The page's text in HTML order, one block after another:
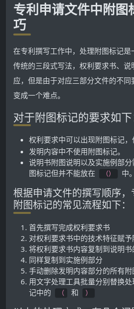
专利申请文件中附图
巧
在专利撰写工作中，处理附图标记是
传统的三段式写法，权利要求书、
应，但是由于对应三部分文件的不
变成一个难点。
对于附图标记的要求如下
权利要求中可以出现附图标记
发明内容中不使用附图标记。
说明书附图说明以及实施例部
图标记但并不能放在
（） 中。
根据申请文件的撰写顺序
附图标记的常见流程如下：
首先撰写完成权利要求书
对权利要求书中的技术特征赋
将权利要求书内容复制到说明
同样复制到实施例部分
手动删除发明内容部分的所有
用文字处理工具批量分别替换
记中的
（ 和 ）